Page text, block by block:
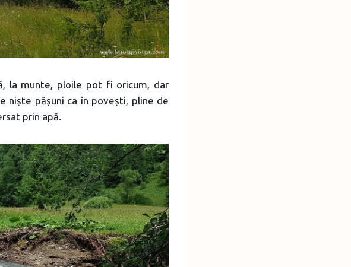
la munte, ploile pot fi oricum, dar
niște pășuni ca în povești, pline de
prin apă.